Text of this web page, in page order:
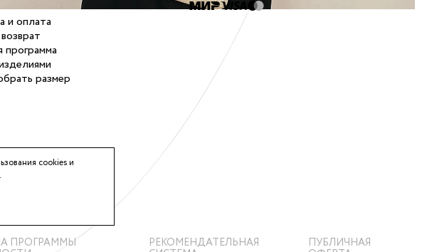
и оплата
программа
размер
ПРОГРАММЫ
РЕКОМЕНДАТЕЛЬНАЯ
ПУБЛИЧНАЯ
cookies и
.